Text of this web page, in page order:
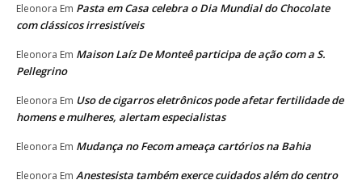
Eleonora Em Pasta em Casa celebra o Dia Mundial do Chocolate
com clássicos irresistíveis
Eleonora Em Maison Laíz De Monteê participa de ação com a S.
Pellegrino
Eleonora Em Uso de cigarros eletrônicos pode afetar fertilidade de
homens e mulheres, alertam especialistas
Eleonora Em Mudança no Fecom ameaça cartórios na Bahia
Eleonora Em Anestesista também exerce cuidados além do centro